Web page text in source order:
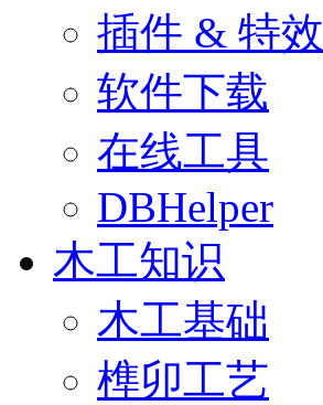
插件 & 特效
软件下载
在线工具
DBHelper
木工知识
木工基础
榫卯工艺